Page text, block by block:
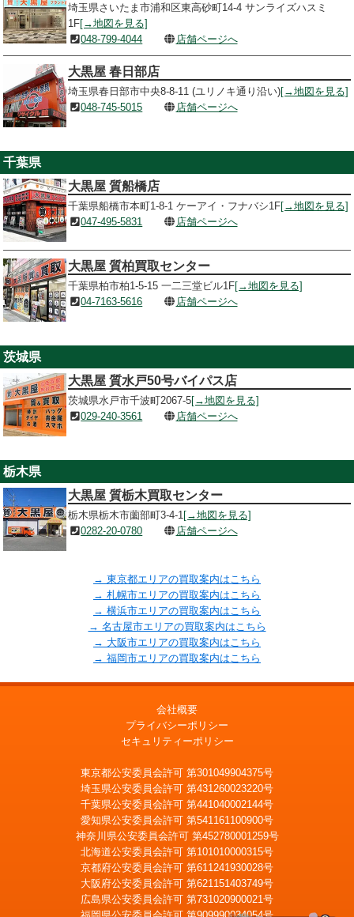
埼玉県さいたま市浦和区東高砂町14-4 サンライズハスミ
1F[→地図を見る]
048-799-4044
店舗ページへ
大黒屋 春日部店
埼玉県春日部市中央8-8-11 (ユリノキ通り沿い)[→地図を見る]
048-745-5015
店舗ページへ
千葉県
大黒屋 質船橋店
千葉県船橋市本町1-8-1 ケーアイ・フナバシ1F[→地図を見る]
047-495-5831
店舗ページへ
大黒屋 質柏買取センター
千葉県柏市柏1-5-15 一二三堂ビル1F[→地図を見る]
04-7163-5616
店舗ページへ
茨城県
大黒屋 質水戸50号バイパス店
茨城県水戸市千波町2067-5[→地図を見る]
029-240-3561
店舗ページへ
栃木県
大黒屋 質栃木買取センター
栃木県栃木市薗部町3-4-1 [→地図を見る]
0282-20-0780
店舗ページへ
→ 東京都エリアの買取案内はこちら
→ 札幌市エリアの買取案内はこちら
→ 横浜市エリアの買取案内はこちら
→ 名古屋市エリアの買取案内はこちら
→ 大阪市エリアの買取案内はこちら
→ 福岡市エリアの買取案内はこちら
会社概要
プライバシーポリシー
セキュリティーポリシー
東京都公安委員会許可 第301049904375号
埼玉県公安委員会許可 第431260023220号
千葉県公安委員会許可 第441040002144号
愛知県公安委員会許可 第541161100900号
神奈川県公安委員会許可 第452780001259号
北海道公安委員会許可 第101010000315号
京都府公安委員会許可 第611241930028号
大阪府公安委員会許可 第621151403749号
広島県公安委員会許可 第731020900021号